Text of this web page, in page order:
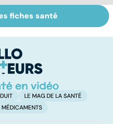
Tout savoir sur
les infections
fiches santé
LE MAG DE LA SANTÉ
MÉDICAMENTS